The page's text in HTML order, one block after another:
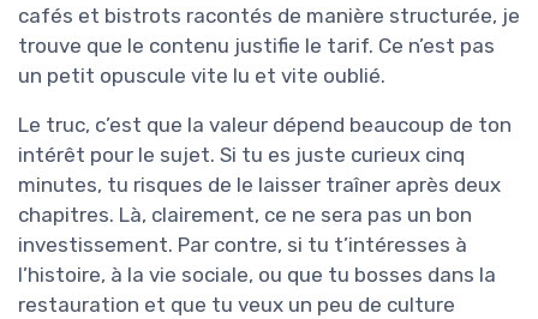
cafés et bistrots racontés de manière structurée, je
trouve que le contenu justifie le tarif. Ce n’est pas
un petit opuscule vite lu et vite oublié.
Le truc, c’est que la valeur dépend beaucoup de ton
intérêt pour le sujet. Si tu es juste curieux cinq
minutes, tu risques de le laisser traîner après deux
chapitres. Là, clairement, ce ne sera pas un bon
investissement. Par contre, si tu t’intéresses à
l’histoire, à la vie sociale, ou que tu bosses dans la
restauration et que tu veux un peu de culture